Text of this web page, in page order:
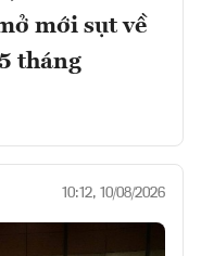
mới sụt về
tháng
10:12, 10/08/2026